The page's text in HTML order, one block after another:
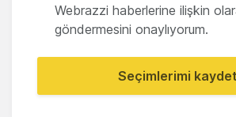
Webrazzi haberlerine ilişkin
göndermesini onaylıyorum.
Seçimlerimi kaydet